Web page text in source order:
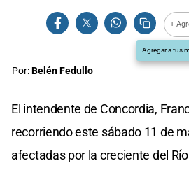
+
Agregar a tus
Por:Belén Fedullo
El intendente de Concordia,
recorriendo este sábado 11 de
afectadas por la creciente del